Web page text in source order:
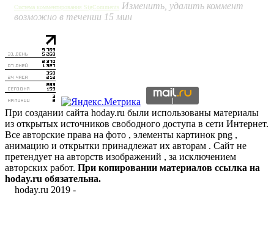
Система комментирования SigComments Изменить, удалить коммент
возможно в течении 15 мин
При создании сайта hoday.ru были использованы материалы
из открытых источников свободного доступа в сети Интернет.
Все авторские права на фото , элементы картинок png ,
анимацию и открытки принадлежат их авторам . Сайт не
претендует на авторств изображений , за исключением
авторских работ. При копировании материалов ссылка на
hoday.ru обязательна.
hoday.ru 2019 -